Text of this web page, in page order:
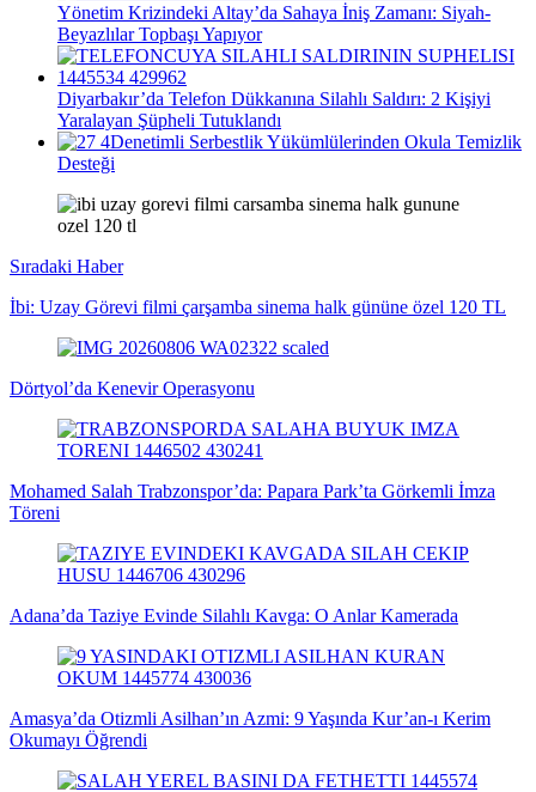
Yönetim Krizindeki Altay’da Sahaya İniş Zamanı: Siyah-
Beyazlılar Topbaşı Yapıyor
Diyarbakır’da Telefon Dükkanına Silahlı Saldırı: 2 Kişiyi
Yaralayan Şüpheli Tutuklandı
Denetimli Serbestlik Yükümlülerinden Okula Temizlik
Desteği
Sıradaki Haber
İbi: Uzay Görevi filmi çarşamba sinema halk gününe özel 120 TL
Dörtyol’da Kenevir Operasyonu
Mohamed Salah Trabzonspor’da: Papara Park’ta Görkemli İmza
Töreni
Adana’da Taziye Evinde Silahlı Kavga: O Anlar Kamerada
Amasya’da Otizmli Asilhan’ın Azmi: 9 Yaşında Kur’an-ı Kerim
Okumayı Öğrendi